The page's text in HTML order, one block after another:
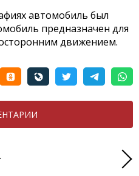
автомобиль был
предназначен для
движением.